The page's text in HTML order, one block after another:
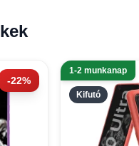
-22%
Kifutó
1-2 munkanap